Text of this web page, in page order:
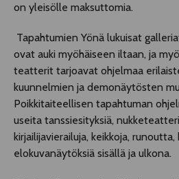
on yleisölle maksuttomia.
Tapahtumien Yönä lukuisat
ovat auki myöhäiseen iltaan, ja
teatterit tarjoavat ohjelmaa
kuunnelmien ja demonäytösten
Poikkitaiteellisen tapahtuman
useita tanssiesityksiä,
kirjailijavierailuja, keikkoja,
elokuvanäytöksiä sisällä ja ulkona.